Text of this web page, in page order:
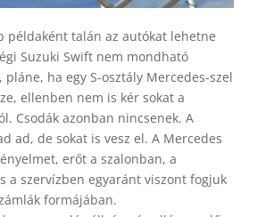
példaként talán az autókat lehetne
Suzuki Swift nem mondható
pláne, ha egy S-osztály Mercedes-szel
ellenben nem is kér sokat a
Csodák azonban nincsenek. A
ad, de sokat is vesz el. A Mercedes
erőt a szalonban, a
a szervízben egyaránt viszont fogjuk
formájában.